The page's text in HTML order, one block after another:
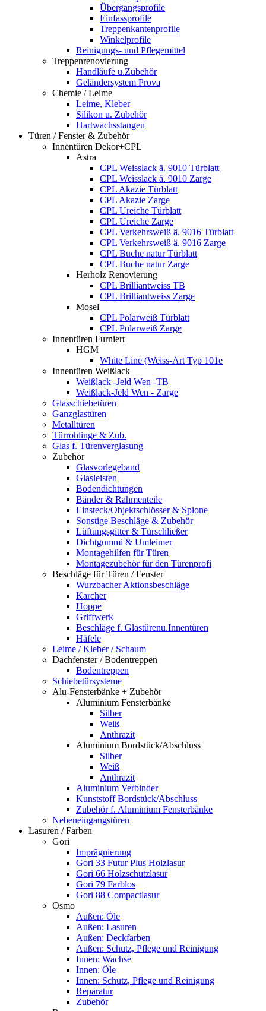
Übergangsprofile
Einfassprofile
Treppenkantenprofile
Winkelprofile
Reinigungs- und Pflegemittel
Treppenrenovierung
Handläufe u.Zubehör
Geländersystem Prova
Chemie / Leime
Leime, Kleber
Silikon u. Zubehör
Hartwachsstangen
Türen / Fenster & Zubehör
Innentüren Dekor+CPL
Astra
CPL Weisslack ä. 9010 Türblatt
CPL Weisslack ä. 9010 Zarge
CPL Akazie Türblatt
CPL Akazie Zarge
CPL Ureiche Türblatt
CPL Ureiche Zarge
CPL Verkehrsweiß ä. 9016 Türblatt
CPL Verkehrsweiß ä. 9016 Zarge
CPL Buche natur Türblatt
CPL Buche natur Zarge
Herholz Renovierung
CPL Brilliantweiss TB
CPL Brilliantweiss Zarge
Mosel
CPL Polarweiß Türblatt
CPL Polarweiß Zarge
Innentüren Furniert
HGM
White Line (Weiss-Art Typ 101e
Innentüren Weißlack
Weißlack -Jeld Wen -TB
Weißlack-Jeld Wen - Zarge
Glasschiebetüren
Ganzglastüren
Metalltüren
Türrohlinge & Zub.
Glas f. Türenverglasung
Zubehör
Glasvorlegeband
Glasleisten
Bodendichtungen
Bänder & Rahmenteile
Einsteck/Objektschlösser & Spione
Sonstige Beschläge & Zubehör
Lüftungsgitter & Türschließer
Dichtgummi & Umleimer
Montagehilfen für Türen
Montagezubehör für den Türenprofi
Beschläge für Türen / Fenster
Wurzbacher Aktionsbeschläge
Karcher
Hoppe
Griffwerk
Beschläge f. Glastürenu.Innentüren
Häfele
Leime / Kleber / Schaum
Dachfenster / Bodentreppen
Bodentreppen
Schiebetürsysteme
Alu-Fensterbänke + Zubehör
Aluminium Fensterbänke
Silber
Weiß
Anthrazit
Aluminium Bordstück/Abschluss
Silber
Weiß
Anthrazit
Aluminium Verbinder
Kunststoff Bordstück/Abschluss
Zubehör f. Aluminium Fensterbänke
Nebeneingangstüren
Lasuren / Farben
Gori
Imprägnierung
Gori 33 Futur Plus Holzlasur
Gori 66 Holzschutzlasur
Gori 79 Farblos
Gori 88 Compactlasur
Osmo
Außen: Öle
Außen: Lasuren
Außen: Deckfarben
Außen: Schutz, Pflege und Reinigung
Innen: Wachse
Innen: Öle
Innen: Schutz, Pflege und Reinigung
Reparatur
Zubehör